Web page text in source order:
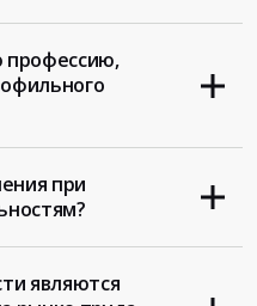
профессию,
при
являются